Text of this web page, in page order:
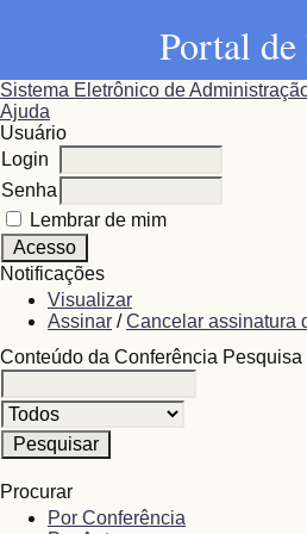
Portal
Sistema Eletrônico de
Ajuda
Usuário
Login
Senha
Lembrar de mim
Notificações
Visualizar
Assinar /Cancelar assinatura
Conteúdo da Conferência Pesquisa
Procurar
Por Conferência